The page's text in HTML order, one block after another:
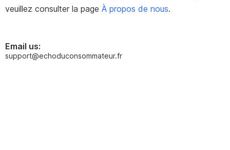
veuillez consulter la page À propos de nous.
Email us:
support@echoduconsommateur.fr